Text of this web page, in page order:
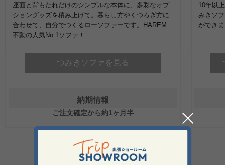
座面と背もたれだけのシンプルな本体に、多彩なオプ
ショングッズを積み上げて。暮らし方やくつろぎ方に
合わせて、自分でつくるローソファーです。HAREM
不動の人気No.1ソファ！
つみきソファを見る
納期情報
ご注文確定から約1ヶ月半
10年以
みきソ
ができ